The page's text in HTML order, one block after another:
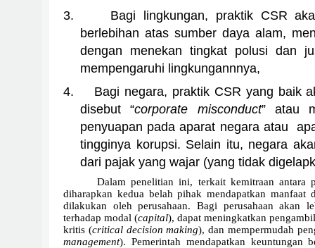
3.
Bagi lingkungan, praktik CSR
berlebihan atas sumber daya alam,
dengan menekan tingkat polusi dan
mempengaruhi lingkungannnya,
4.
Bagi negara, praktik CSR yang baik
disebut “corporate misconduct” atau
penyuapan pada aparat negara atau
tingginya korupsi. Selain itu, negara
dari pajak yang wajar (yang tidak
Dalam penelitian ini, terkait kemitraan antara
diharapkan kedua belah pihak mendapatkan manfaat
dilakukan oleh perusahaan. Bagi perusahaan akan
terhadap modal (capital), dapat meningkatkan
kritis (critical decision making), dan mempermudah
management). Pemerintah mendapatkan keuntungan